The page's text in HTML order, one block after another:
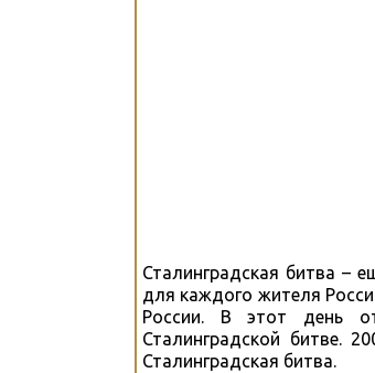
Сталинградская битва –
для каждого жителя
России. В этот день
Сталинградской битве.
Сталинградская битва.